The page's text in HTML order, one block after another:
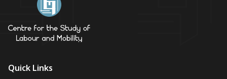
Quick Links